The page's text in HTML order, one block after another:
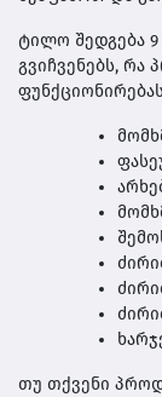
ტილო შედგება
გვიჩვენებს, რა
თუ თქვენი